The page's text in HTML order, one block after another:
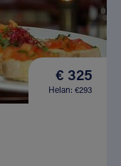
€ 325
Helan: €293